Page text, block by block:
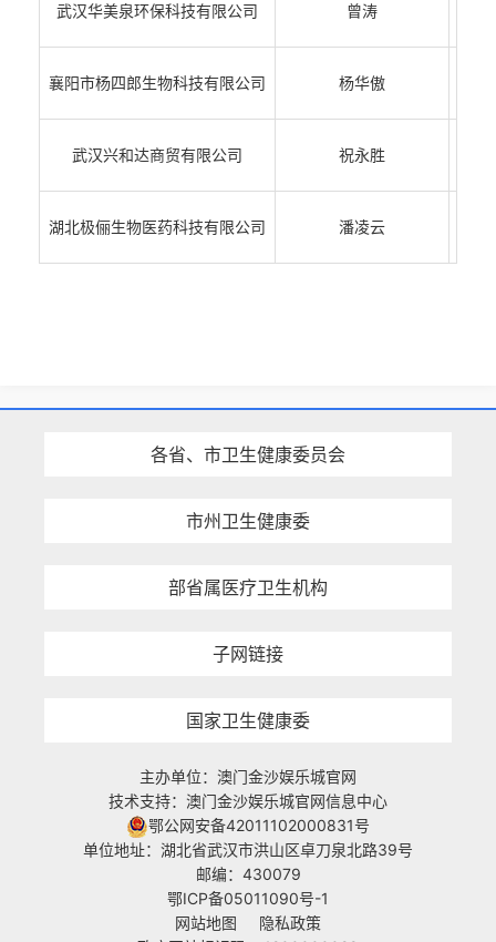
武汉华美泉环保科技有限公司 曾涛
襄阳市杨四郎生物科技有限公司 杨华傲
武汉兴和达商贸有限公司 祝永胜
湖北极俪生物医药科技有限公司 潘凌云
各省、市卫生健康委员会
市州卫生健康委
部省属医疗卫生机构
子网链接
国家卫生健康委
主办单位：澳门金沙娱乐城官网
技术支持：澳门金沙娱乐城官网信息中心
鄂公网安备42011102000831号
单位地址：湖北省武汉市洪山区卓刀泉北路39号
邮编：430079
鄂ICP备05011090号-1
网站地图
隐私政策